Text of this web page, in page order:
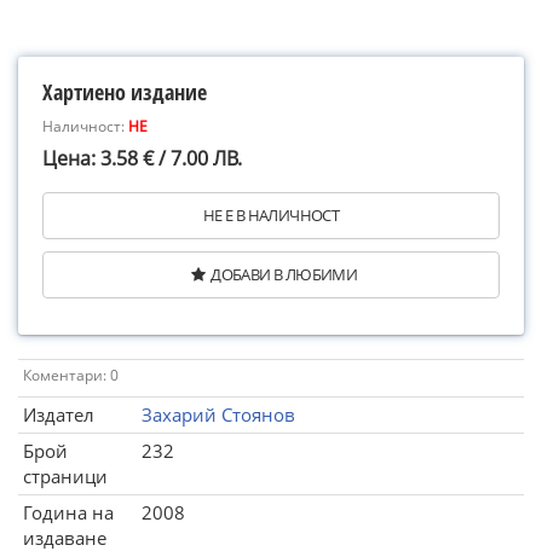
Хартиено издание
Наличност: НЕ
Цена: 3.58 € / 7.00 ЛВ.
НЕ Е В НАЛИЧНОСТ
ДОБАВИ В ЛЮБИМИ
Коментари: 0
Издател
Захарий Стоянов
Брой
страници
232
Година на
издаване
2008